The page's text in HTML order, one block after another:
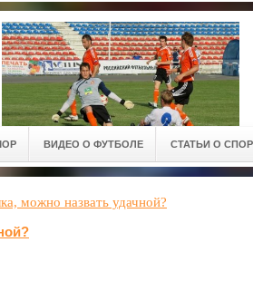
ВИДЕО О ФУТБОЛЕ СТАТЬИ О
можно назвать удачной?